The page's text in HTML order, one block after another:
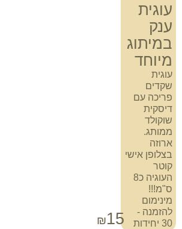
עוגית
ענק
במיתוג
מיוחד
עוגית
שקדים
פריכה עם
דיסקית
שוקולד
ממותג.
ארוזה
בצלופן אישי
קוטר
העוגיה כ8
ס"מ!!!
מינימום
להזמנה -
30 יחידות
₪15